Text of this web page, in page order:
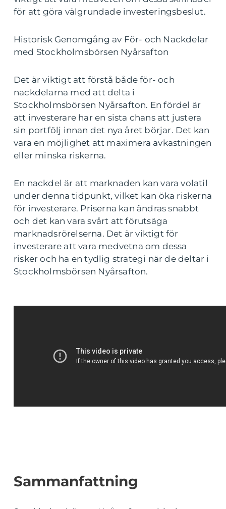
för att göra välgrundade investeringsbeslut.
Historisk Genomgång av För- och Nackdelar
med Stockholmsbörsen Nyårsafton
Det är viktigt att förstå både för- och
nackdelarna med att delta i
Stockholmsbörsen Nyårsafton. En fördel är
att investerare har en sista chans att justera
sin portfölj innan det nya året börjar. Det kan
vara en möjlighet att maximera avkastningen
eller minska riskerna.
En nackdel är att marknaden kan vara volatil
under denna tidpunkt, vilket kan öka riskerna
för investerare. Priserna kan ändras snabbt
och det kan vara svårt att förutsäga
marknadsrörelserna. Det är viktigt för
investerare att vara medvetna om dessa
risker och ha en tydlig strategi när de deltar i
Stockholmsbörsen Nyårsafton.
Sammanfattning